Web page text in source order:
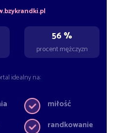
56 %
procent mężczyzn
idealny na:
miłość
randkowanie